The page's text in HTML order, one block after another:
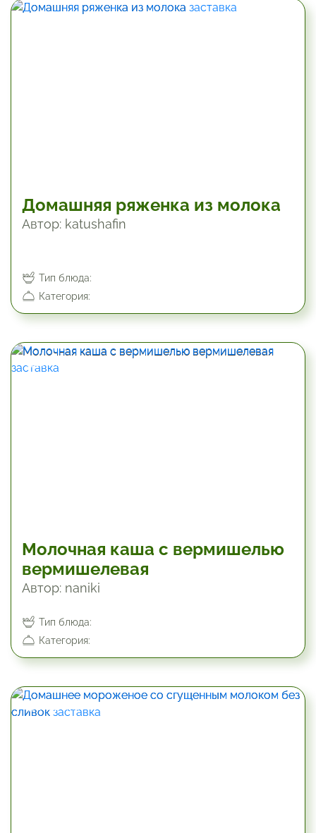
Домашняя ряженка из молока
Автор: katushafin
Тип блюда:
Категория:
Молочная каша с вермишелью
вермишелевая
Автор: naniki
Тип блюда:
Категория: